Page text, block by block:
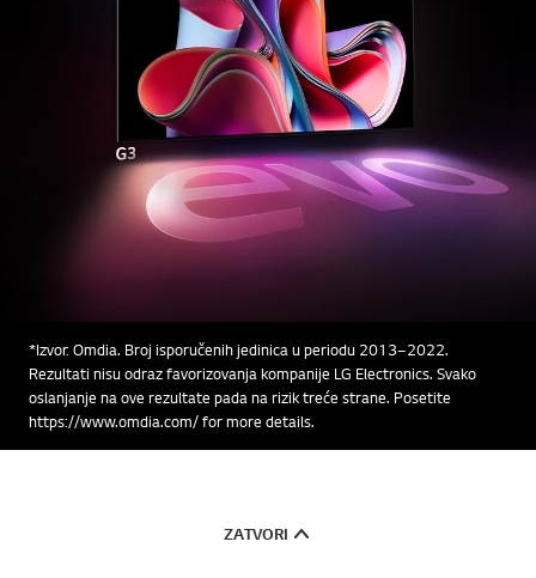
*Izvor: Omdia. Broj isporučenih jedinica u periodu 2013–2022.
Rezultati nisu odraz favorizovanja kompanije LG Electronics. Svako
oslanjanje na ove rezultate pada na rizik treće strane. Posetite
https://www.omdia.com/ for more details.
ZATVORI